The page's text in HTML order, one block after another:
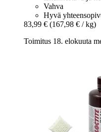
Vahva
Hyvä
83,99 € (167,98 € / kg)
Toimitus 18. elokuuta